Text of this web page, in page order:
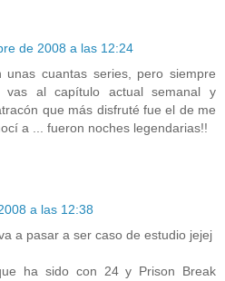
de 2008 a las 12:24
cuantas series, pero siempre
al capítulo actual semanal y
que más disfruté fue el de me
a ... fueron noches legendarias!!
a las 12:38
a pasar a ser caso de estudio jejej
ha sido con 24 y Prison Break